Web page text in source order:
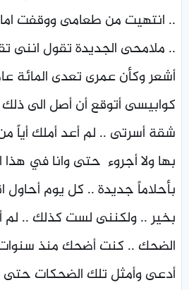
.. انتهيت من طعامى ووقفت
.. ملامحى الجديدة تقول اننى
أشعر وكأن عمرى تعدى المائة
كوابيسى أتوقع أن أصل الى ذلك
شقة أسرتى .. لم أعد أملك أياً
بها ولا أجروء حتى وانا في هذا
بأحلاماً جديدة .. كل يوم
بخير .. ولكننى لست كذلك ..
الضحك .. كنت أضحك منذ
أدعى وأمثل تلك الضحكات حتى